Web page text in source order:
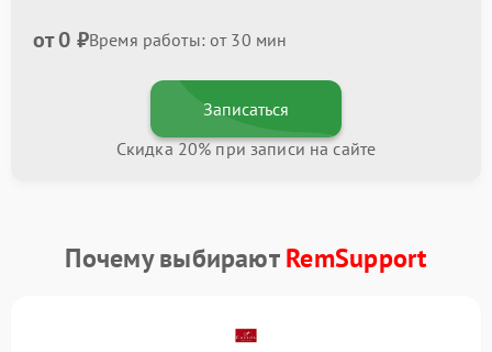
от 0 ₽Время работы: от 30 мин
Записаться
Скидка 20% при записи на сайте
Почему выбираютRemSupport